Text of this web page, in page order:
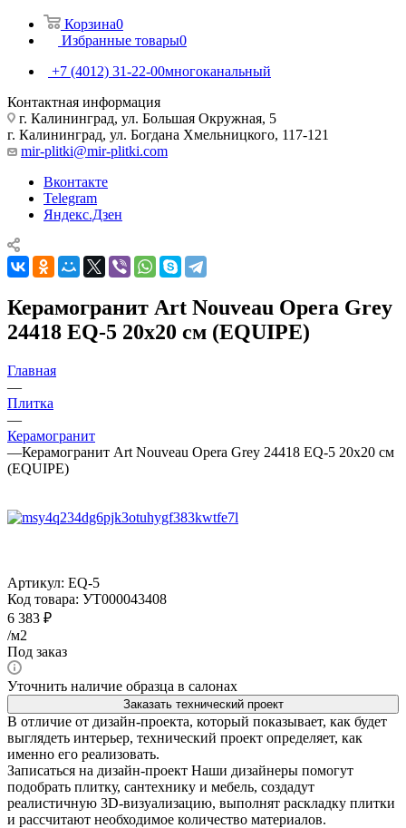
Корзина0
Избранные товары0
+7 (4012) 31-22-00многоканальный
Контактная информация
г. Калининград, ул. Большая Окружная, 5
г. Калининград, ул. Богдана Хмельницкого, 117-121
mir-plitki@mir-plitki.com
Вконтакте
Telegram
Яндекс.Дзен
Керамогранит Art Nouveau Opera Grey
24418 EQ-5 20x20 см (EQUIPE)
Главная
—
Плитка
—
Керамогранит
—Керамогранит Art Nouveau Opera Grey 24418 EQ-5 20x20 см
(EQUIPE)
Артикул: EQ-5
Код товара: УТ000043408
6 383 ₽
/м2
Под заказ
Уточнить наличие образца в салонах
Заказать технический проект
В отличие от дизайн-проекта, который показывает, как будет
выглядеть интерьер, технический проект определяет, как
именно его реализовать.
Записаться на дизайн-проект Наши дизайнеры помогут
подобрать плитку, сантехнику и мебель, создадут
реалистичную 3D-визуализацию, выполнят раскладку плитки
и рассчитают необходимое количество материалов.